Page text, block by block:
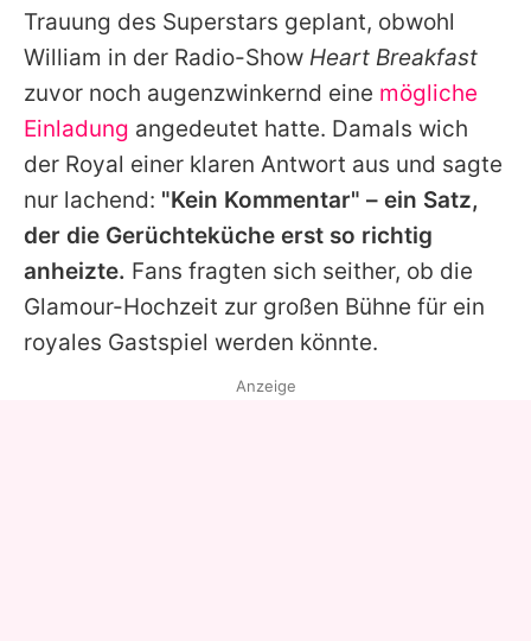
Impressum
Datenschutzerklärung
Nutzungsbedingungen
Utiq verwalten
Trauung des Superstars geplant, obwohl
William in der Radio-Show Heart Breakfast
zuvor noch augenzwinkernd eine mögliche
Einladung angedeutet hatte. Damals wich
der Royal einer klaren Antwort aus und sagte
nur lachend: "Kein Kommentar" – ein Satz,
der die Gerüchteküche erst so richtig
anheizte. Fans fragten sich seither, ob die
Glamour-Hochzeit zur großen Bühne für ein
royales Gastspiel werden könnte.
Anzeige